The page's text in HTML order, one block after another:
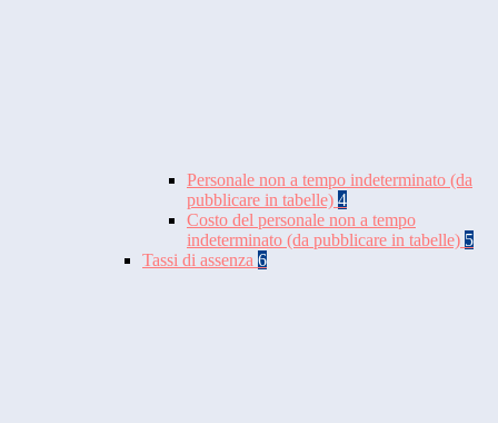
Personale non a tempo indeterminato (da
pubblicare in tabelle) 4
Costo del personale non a tempo
indeterminato (da pubblicare in tabelle) 5
Tassi di assenza 6